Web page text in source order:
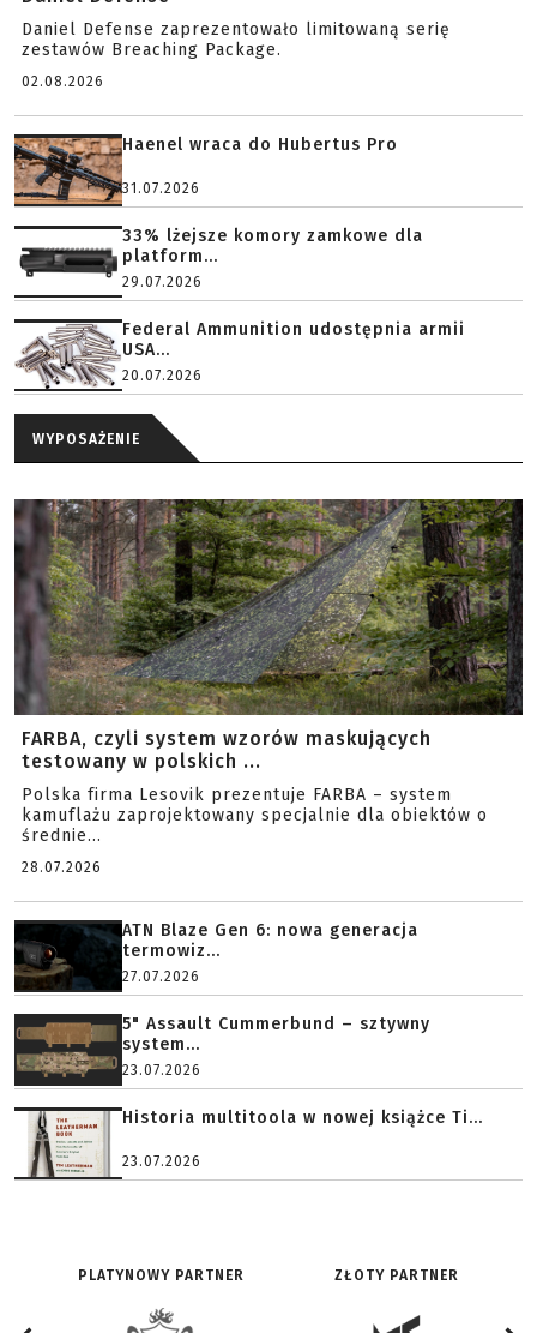
Daniel Defense zaprezentowało limitowaną serię
zestawów Breaching Package.
02.08.2026
Haenel wraca do Hubertus Pro
31.07.2026
33% lżejsze komory zamkowe dla
platform...
29.07.2026
Federal Ammunition udostępnia armii
USA...
20.07.2026
WYPOSAŻENIE
FARBA, czyli system wzorów maskujących
testowany w polskich ...
Polska firma Lesovik prezentuje FARBA – system
kamuflażu zaprojektowany specjalnie dla obiektów o
średnie...
28.07.2026
ATN Blaze Gen 6: nowa generacja
termowiz...
27.07.2026
5" Assault Cummerbund – sztywny
system...
23.07.2026
Historia multitoola w nowej książce Ti...
23.07.2026
PLATYNOWY PARTNER ZŁOTY PARTNER